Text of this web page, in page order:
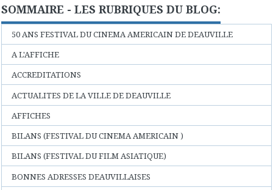
SOMMAIRE - LES RUBRIQUES DU BLOG:
50 ANS FESTIVAL DU CINEMA AMERICAIN DE DEAUVILLE
A L'AFFICHE
ACCREDITATIONS
ACTUALITES DE LA VILLE DE DEAUVILLE
AFFICHES
BILANS (FESTIVAL DU CINEMA AMERICAIN )
BILANS (FESTIVAL DU FILM ASIATIQUE)
BONNES ADRESSES DEAUVILLAISES